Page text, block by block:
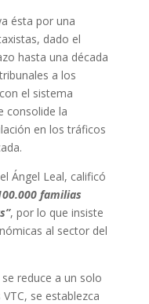
ésta por una
dado el
hasta una década
a los
el sistema
consolide la
en los tráficos
Ángel Leal, calificó
familias
, por lo que insiste
al sector del
reduce a un solo
se establezca